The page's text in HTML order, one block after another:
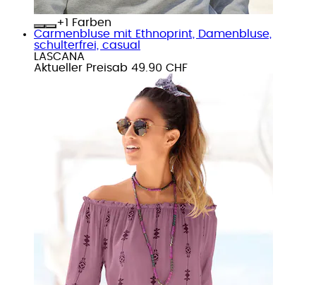
+
Farben
Carmenbluse mit Ethnoprint, Damenbluse,
schulterfrei, casual
LASCANA
Aktueller Preisab 49.90 CHF